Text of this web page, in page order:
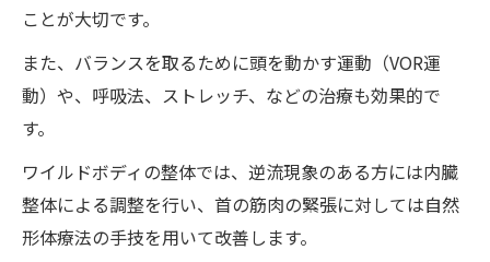
ことが大切です。
また、バランスを取るために頭を動かす運動（VOR運
動）や、呼吸法、ストレッチ、などの治療も効果的で
す。
ワイルドボディの整体では、逆流現象のある方には内臓
整体による調整を行い、首の筋肉の緊張に対しては自然
形体療法の手技を用いて改善します。